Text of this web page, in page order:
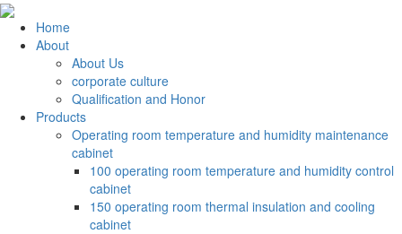
Home
About
About Us
corporate culture
Qualification and Honor
Products
Operating room temperature and humidity maintenance
cabinet
100 operating room temperature and humidity control
cabinet
150 operating room thermal insulation and cooling
cabinet